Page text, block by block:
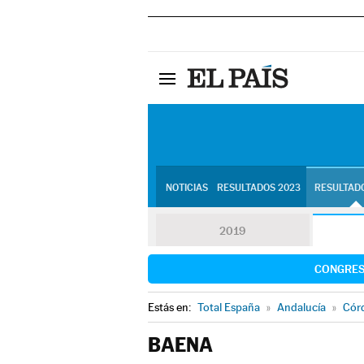
NOTICIAS RESULTADOS 2023
2019
Estás en: Total España » Andalucía »
BAENA